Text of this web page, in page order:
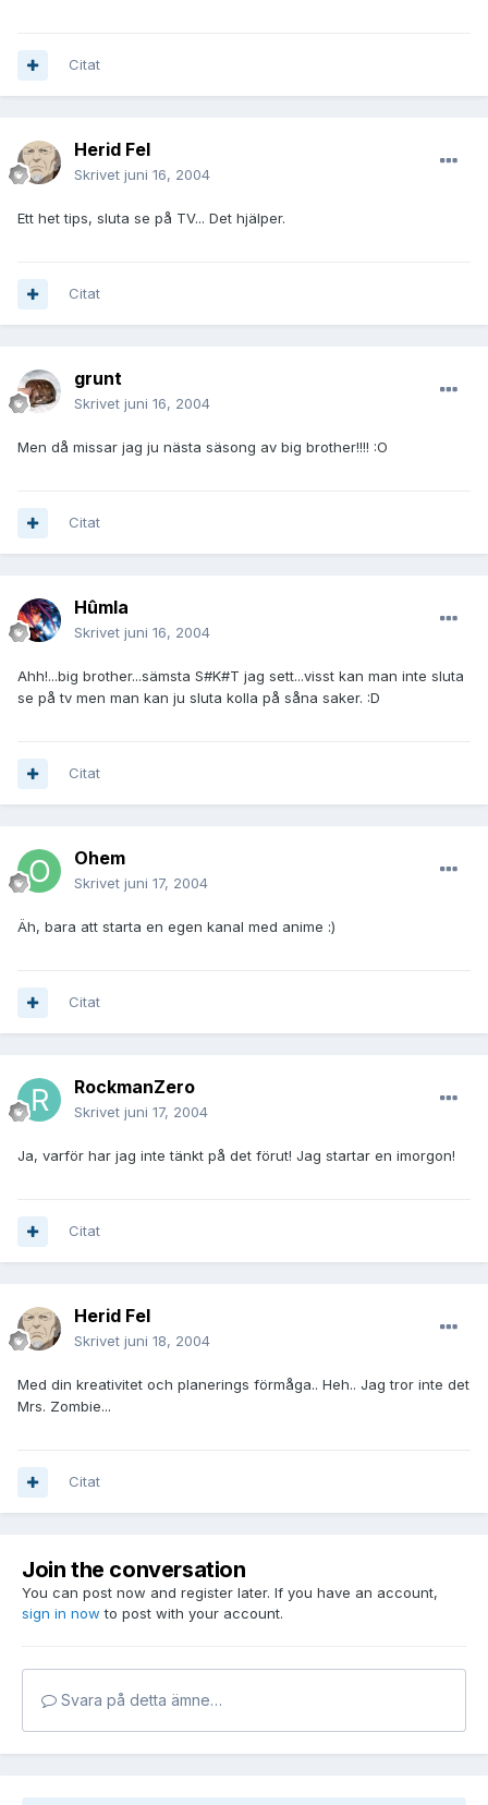
Citat
Herid Fel
Skrivet juni 16, 2004
Ett het tips, sluta se på TV... Det hjälper.
Citat
grunt
Skrivet juni 16, 2004
Men då missar jag ju nästa säsong av big brother!!!! :O
Citat
Hûmla
Skrivet juni 16, 2004
Ahh!...big brother...sämsta S#K#T jag sett...visst kan man inte sluta
se på tv men man kan ju sluta kolla på såna saker. :D
Citat
Ohem
Skrivet juni 17, 2004
Äh, bara att starta en egen kanal med anime :)
Citat
RockmanZero
Skrivet juni 17, 2004
Ja, varför har jag inte tänkt på det förut! Jag startar en imorgon!
Citat
Herid Fel
Skrivet juni 18, 2004
Med din kreativitet och planerings förmåga.. Heh.. Jag tror inte det
Mrs. Zombie...
Citat
Join the conversation
You can post now and register later. If you have an account,
sign in now to post with your account.
Svara på detta ämne…